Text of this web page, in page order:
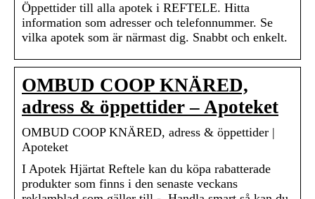
Öppettider till alla apotek i REFTELE. Hitta
information som adresser och telefonnummer. Se
vilka apotek som är närmast dig. Snabbt och enkelt.
OMBUD COOP KNÄRED,
adress & öppettider – Apoteket
OMBUD COOP KNÄRED, adress & öppettider |
Apoteket
I Apotek Hjärtat Reftele kan du köpa rabatterade
produkter som finns i den senaste veckans